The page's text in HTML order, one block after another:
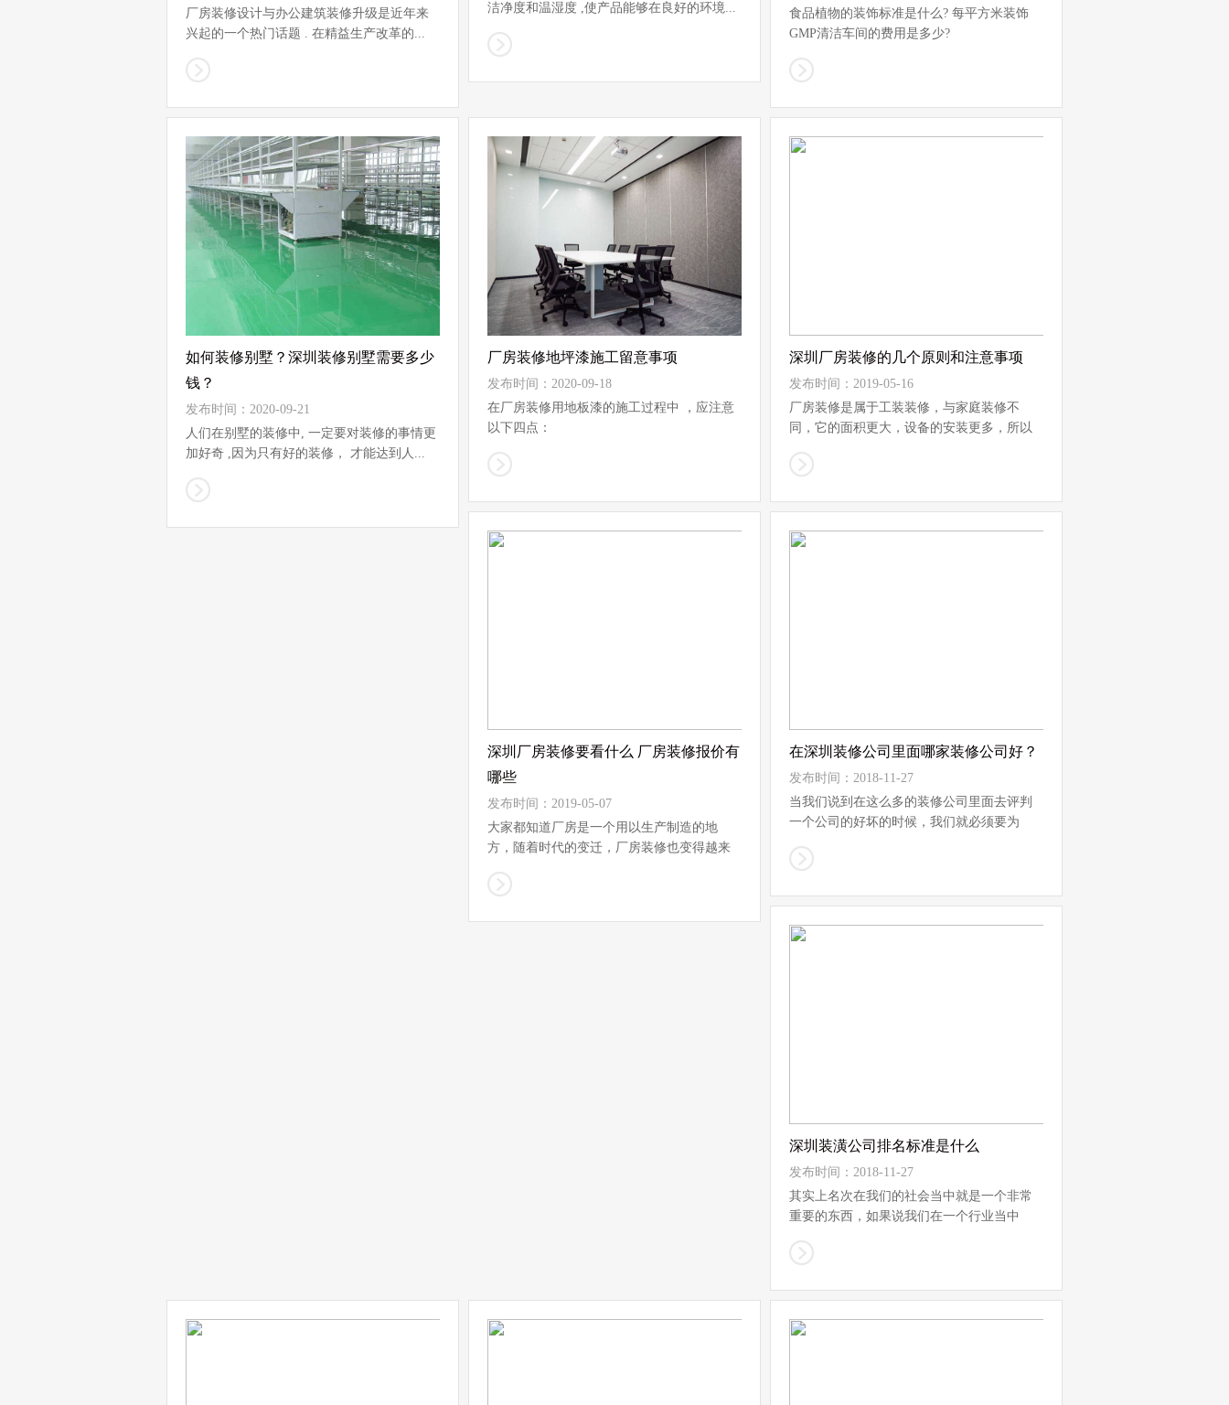
厂房装修设计与办公建筑装修升级是近年来
兴起的一个热门话题 . 在精益生产改革的...
洁净度和温湿度 ,使产品能够在良好的环境...
食品植物的装饰标准是什么? 每平方米装饰
GMP清洁车间的费用是多少?
如何装修别墅？深圳装修别墅需要多少
钱？
发布时间：2020-09-21
人们在别墅的装修中, 一定要对装修的事情更
加好奇 ,因为只有好的装修， 才能达到人...
厂房装修地坪漆施工留意事项
发布时间：2020-09-18
在厂房装修用地板漆的施工过程中 ，应注意
以下四点：
深圳厂房装修的几个原则和注意事项
发布时间：2019-05-16
厂房装修是属于工装装修，与家庭装修不
同，它的面积更大，设备的安装更多，所以
深圳厂房装修要看什么 厂房装修报价有
哪些
发布时间：2019-05-07
大家都知道厂房是一个用以生产制造的地
方，随着时代的变迁，厂房装修也变得越来
在深圳装修公司里面哪家装修公司好？
发布时间：2018-11-27
当我们说到在这么多的装修公司里面去评判
一个公司的好坏的时候，我们就必须要为
深圳装潢公司排名标准是什么
发布时间：2018-11-27
其实上名次在我们的社会当中就是一个非常
重要的东西，如果说我们在一个行业当中